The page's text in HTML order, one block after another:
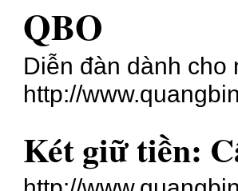
QBO
Diễn đàn dành
http://
Két giữ tiền: